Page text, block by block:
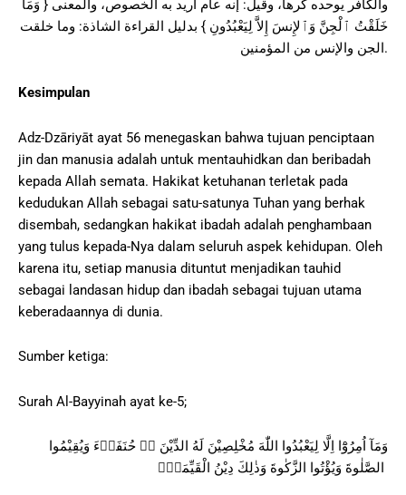
والكافر يوحده كرهاً، وقيل: إنه عام أريد به الخصوص، والمعنى { وَمَا
خَلَقْتُ ٱلْجِنَّ وَٱلإِنسَ إِلاَّ لِيَعْبُدُونِ } بدليل القراءة الشاذة: وما خلقت
الجن والإنس من المؤمنين.
Kesimpulan
Adz-Dzāriyāt ayat 56 menegaskan bahwa tujuan penciptaan
jin dan manusia adalah untuk mentauhidkan dan beribadah
kepada Allah semata. Hakikat ketuhanan terletak pada
kedudukan Allah sebagai satu-satunya Tuhan yang berhak
disembah, sedangkan hakikat ibadah adalah penghambaan
yang tulus kepada-Nya dalam seluruh aspek kehidupan. Oleh
karena itu, setiap manusia dituntut menjadikan tauhid
sebagai landasan hidup dan ibadah sebagai tujuan utama
keberadaannya di dunia.
Sumber ketiga:
Surah Al-Bayyinah ayat ke-5;
وَمَآ اُمِرُوْٓا اِلَّا لِيَعْبُدُوا اللّٰهَ مُخْلِصِيْنَ لَهُ الدِّيْنَ ەۙ حُنَفَاۤءَ وَيُقِيْمُوا